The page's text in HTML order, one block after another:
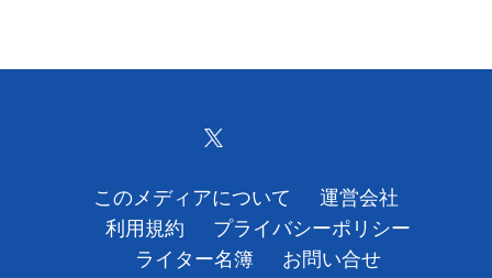
プライバシーポリシー
広告掲載について
このメディアについて
運営会社
利用規約
プライバシーポリシー
ライター名簿
お問い合せ